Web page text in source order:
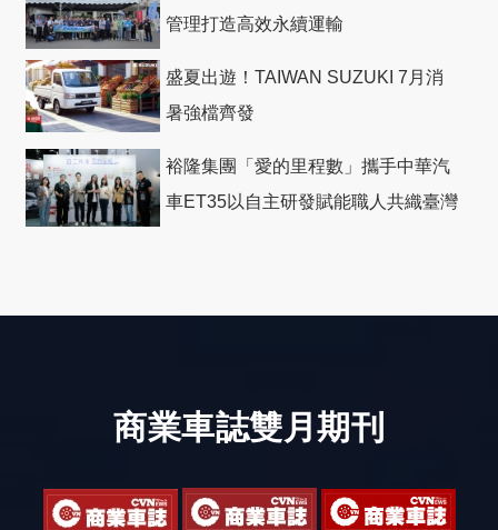
管理打造高效永續運輸
盛夏出遊！TAIWAN SUZUKI 7月消
暑強檔齊發
裕隆集團「愛的里程數」攜手中華汽
車ET35以自主研發賦能職人共織臺灣
商業車誌雙月期刊